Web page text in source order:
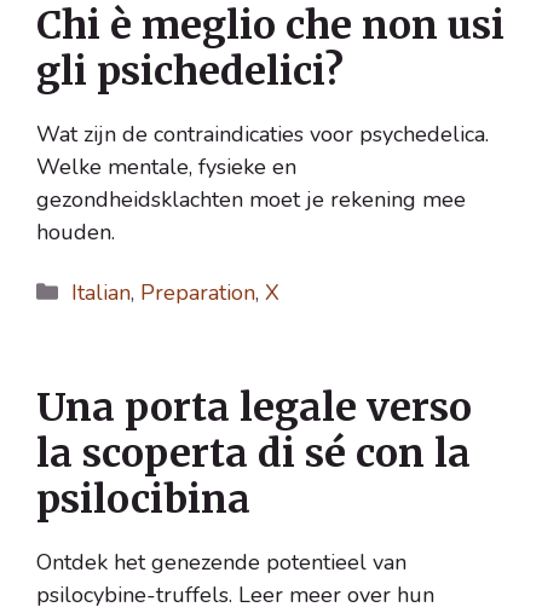
Chi è meglio che non usi
gli psichedelici?
Wat zijn de contraindicaties voor psychedelica.
Welke mentale, fysieke en
gezondheidsklachten moet je rekening mee
houden.
Categorie
Italian, Preparation, X
Una porta legale verso
la scoperta di sé con la
psilocibina
Ontdek het genezende potentieel van
psilocybine-truffels. Leer meer over hun